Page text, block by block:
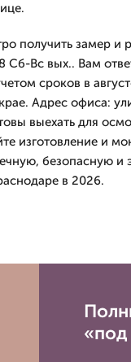
получить замер и
Сб-Вс вых.. Вам
сроков в
Адрес офиса:
выехать для
изготовление и
безопасную
в 2026.